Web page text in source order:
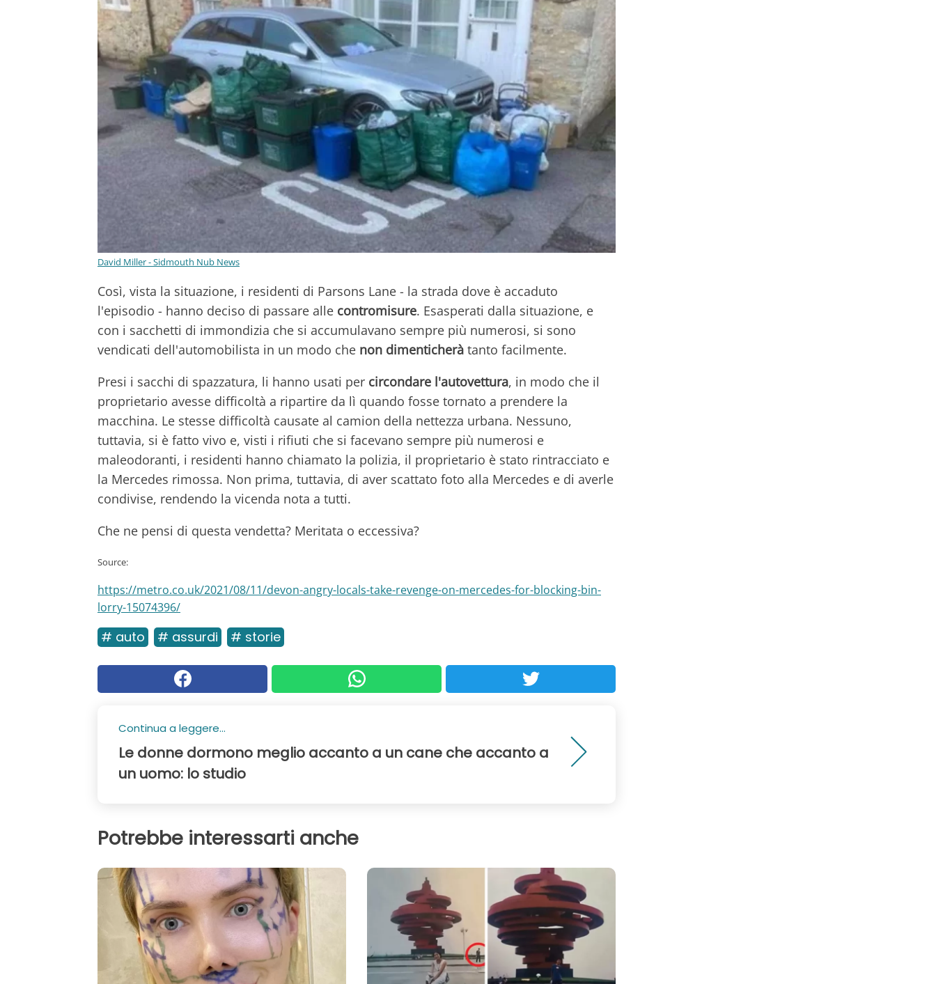
David Miller - Sidmouth Nub News
Così, vista la situazione, i residenti di Parsons Lane - la strada dove è accaduto
l'episodio - hanno deciso di passare alle contromisure. Esasperati dalla situazione, e
con i sacchetti di immondizia che si accumulavano sempre più numerosi, si sono
vendicati dell'automobilista in un modo che non dimenticherà tanto facilmente.
Presi i sacchi di spazzatura, li hanno usati per circondare l'autovettura, in modo che il
proprietario avesse difficoltà a ripartire da lì quando fosse tornato a prendere la
macchina. Le stesse difficoltà causate al camion della nettezza urbana. Nessuno,
tuttavia, si è fatto vivo e, visti i rifiuti che si facevano sempre più numerosi e
maleodoranti, i residenti hanno chiamato la polizia, il proprietario è stato rintracciato e
la Mercedes rimossa. Non prima, tuttavia, di aver scattato foto alla Mercedes e di averle
condivise, rendendo la vicenda nota a tutti.
Che ne pensi di questa vendetta? Meritata o eccessiva?
Source:
https://metro.co.uk/2021/08/11/devon-angry-locals-take-revenge-on-mercedes-for-blocking-bin-
lorry-15074396/
# auto # assurdi # storie
Continua a leggere...
Le donne dormono meglio accanto a un cane che accanto a
un uomo: lo studio
Potrebbe interessarti anche